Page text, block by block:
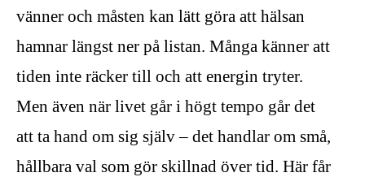
vänner och måsten kan lätt göra att hälsan
hamnar längst ner på listan. Många känner att
tiden inte räcker till och att energin tryter.
Men även när livet går i högt tempo går det
att ta hand om sig själv – det handlar om små,
hållbara val som gör skillnad över tid. Här får